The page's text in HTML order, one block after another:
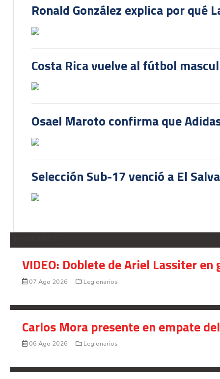
Ronald González explica por qué
Costa Rica vuelve al fútbol
Osael Maroto confirma que
Selección Sub-17 venció a El
VIDEO: Doblete de Ariel Lassiter
07 Ago 2026 Legionarios
Carlos Mora presente en empate
06 Ago 2026 Legionarios